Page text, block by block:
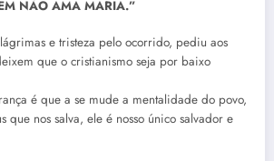
NÃO AMA MARIA.”
e tristeza pelo ocorrido, pediu aos
que o cristianismo seja por baixo
é que a se mude a mentalidade do povo,
que nos salva, ele é nosso único salvador e